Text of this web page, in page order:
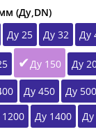
(Ду,DN)
Ду 25 Ду 32 Ду
Ду 150 Ду
Ду 450 Ду 500
Ду 1400
Ду